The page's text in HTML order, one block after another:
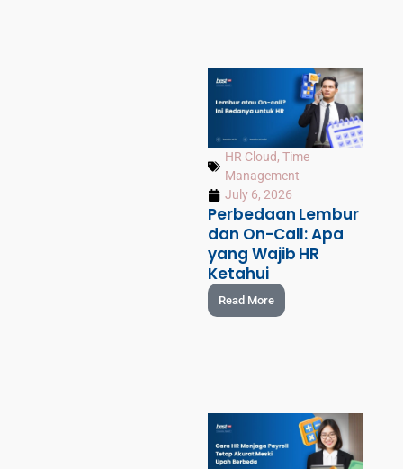
HR Cloud,Time
Management
July 6, 2026
Perbedaan Lembur
dan On-Call: Apa
yang Wajib HR
Ketahui
Read More